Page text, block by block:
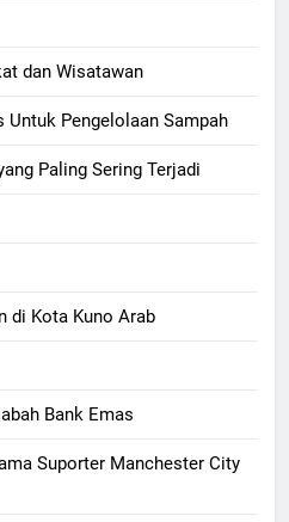
dan Wisatawan
Pengelolaan Sampah
Paling Sering Terjadi
di Kota Kuno Arab
Bank Emas
Suporter Manchester City